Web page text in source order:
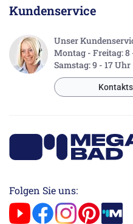
Kundenservice
Unser
Montag - Freitag: 8
Samstag: 9 - 17 Uhr
Folgen Sie uns: